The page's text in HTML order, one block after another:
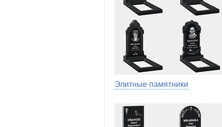
Элитные памятники